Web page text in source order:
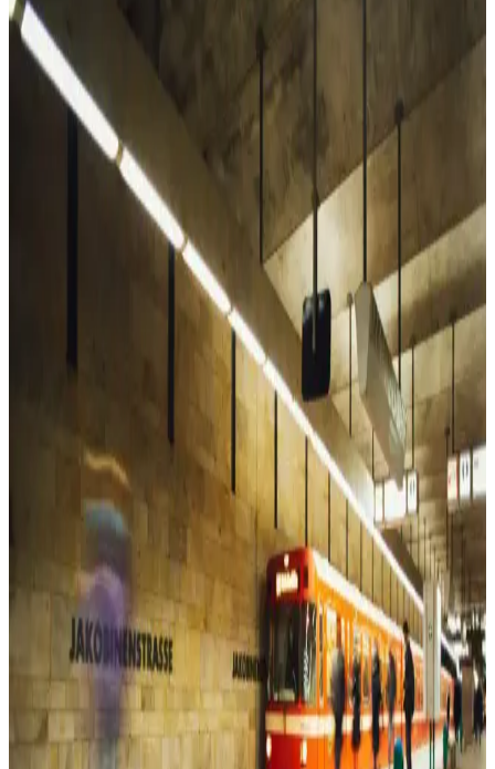
Alya Underwear Kadın Pamuklu Hipster Slip
Külotları Günlük Konfor ve Dayanıklılık İçin
Alya Underwear'in pamuklu kadın hipster slipleri, 10 renk
seçeneğiyle, yumuşak ve dayanıklı yapısıyla günlük rahatlık sunar,
uzun ömürlü ve şık bir iç giyim seçeneği sağlar.
Vaen Kadın Pamuk Elastan Likralı Sıfır Kol Atlet:
Günlük Şıklık ve Konfor Bir Arada
Vaen markasının pamuk elastan likralı atletleri, yumuşak ve nefes
alabilir kumaşıyla gün boyu konfor sağlar, şık tasarımıyla her
Laviyonsa Hasır Yazlık Vizör Şapka: Yaz Aylarında
Güneşten Koruyan Şık ve Pratik Tasarım
Laviyonsa hasır vizör şapka, hafif ve şık tasarımıyla yaz aylarında
güneşten koruyan ideal bir aksesuar. Uzun siperliği ve hava akışını
Pierre Cardin Kahverengi Monogram Kadın Omuz
Çantası Günlük Kullanım İçin Uygun
Pierre Cardin'in kahverengi monogram kadın omuz çantası, şıklık ve
fonksiyonelliği bir arada sunar. Geniş iç hacmi ve ayarlanabilir
askısıyla günlük kullanım için ideal, dayanıklı suni deri malzeme ile
tasarlanmıştır.
Kadın Spor Ayakkabıları Karşılaştırması: Puma
Skyrocket Lite ve Skechers Summits Özellikleri
Puma Skyrocket Lite ve Skechers Summits kadın spor ayakkabıları,
konfor, tasarım ve kullanım alanları açısından detaylı karşılaştırma
ile sizin için analiz edildi.